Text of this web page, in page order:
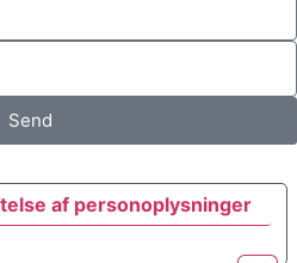
Send
af personoplysninger